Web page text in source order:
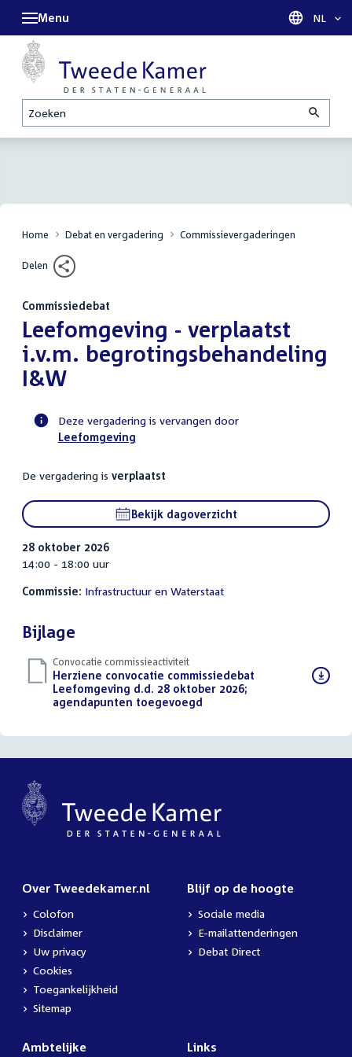
Zoeken
Menu Taal
NL
Home Debat en vergadering Commissievergaderingen
Delen
Commissiedebat
:Leefomgeving - verplaatst
i.v.m. begrotingsbehandeling
I&W
Voortgangsstatus
activiteit
Deze vergadering is vervangen door
Leefomgeving
De vergadering is verplaatst
Bekijk dagoverzicht
28 oktober 2026
14:00 - 18:00 uur
Commissie: Infrastructuur en Waterstaat
Bijlage
Convocatie commissieactiviteit
Download
bestand:
Herziene convocatie commissiedebat
Leefomgeving d.d. 28 oktober 2026;
agendapunten toegevoegd
Over Tweedekamer.nl
Colofon
Disclaimer
Uw privacy
Cookies
Toegankelijkheid
Sitemap
Blijf op de hoogte
Sociale media
E-mailattenderingen
Debat Direct
Ambtelijke
Links